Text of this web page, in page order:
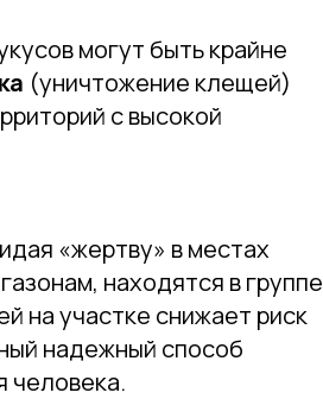
могут быть крайне
(уничтожение клещей)
с высокой
«жертву» в местах
находятся в группе
на участке снижает риск
надежный способ
человека.